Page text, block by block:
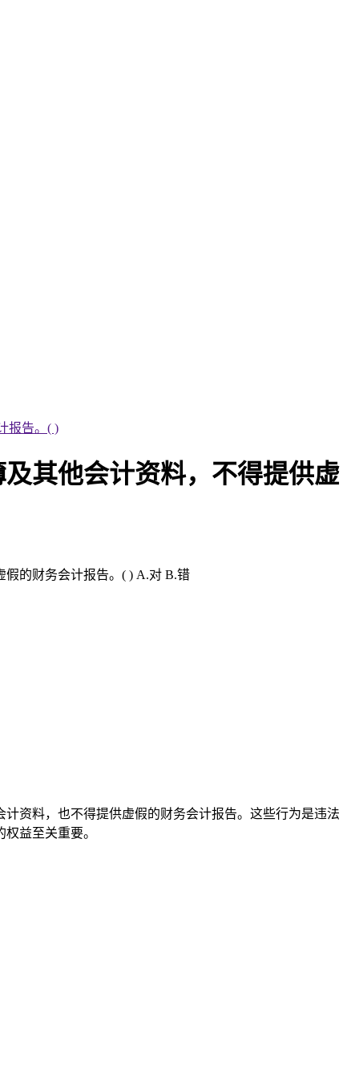
报告。( )
其他会计资料，不得提供虚
的财务会计报告。( ) A.对 B.错
资料，也不得提供虚假的财务会计报告。这些行为是违法
益至关重要。